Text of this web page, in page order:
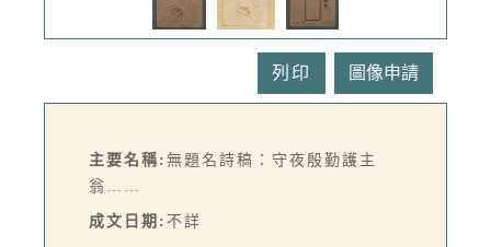
列印
主要名稱: 無題名詩稿：守夜殷勤護主
翁……
成文日期: 不詳